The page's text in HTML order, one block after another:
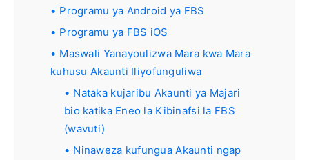
Programu ya Android ya FBS
Programu ya FBS iOS
Maswali Yanayoulizwa Mara kwa Mara
kuhusu Akaunti Iliyofunguliwa
Nataka kujaribu Akaunti ya Majari
bio katika Eneo la Kibinafsi la FBS
(wavuti)
Ninaweza kufungua Akaunti ngap